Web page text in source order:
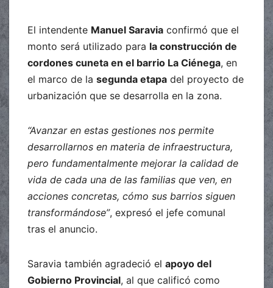
El intendente Manuel Saravia confirmó que el
monto será utilizado para la construcción de
cordones cuneta en el barrio La Ciénega, en
el marco de la segunda etapa del proyecto de
urbanización que se desarrolla en la zona.
“Avanzar en estas gestiones nos permite
desarrollarnos en materia de infraestructura,
pero fundamentalmente mejorar la calidad de
vida de cada una de las familias que ven, en
acciones concretas, cómo sus barrios siguen
transformándose”, expresó el jefe comunal
tras el anuncio.
Saravia también agradeció el apoyo del
Gobierno Provincial, al que calificó como